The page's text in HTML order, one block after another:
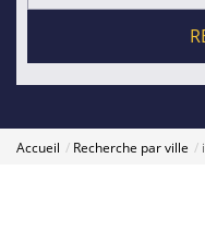
Accueil Recherche par ville